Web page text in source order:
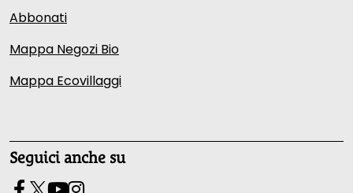
Abbonati
Mappa Negozi Bio
Mappa Ecovillaggi
Seguici anche su